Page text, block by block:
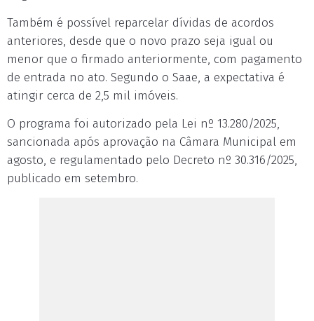
Também é possível reparcelar dívidas de acordos
anteriores, desde que o novo prazo seja igual ou
menor que o firmado anteriormente, com pagamento
de entrada no ato. Segundo o Saae, a expectativa é
atingir cerca de 2,5 mil imóveis.
O programa foi autorizado pela Lei nº 13.280/2025,
sancionada após aprovação na Câmara Municipal em
agosto, e regulamentado pelo Decreto nº 30.316/2025,
publicado em setembro.